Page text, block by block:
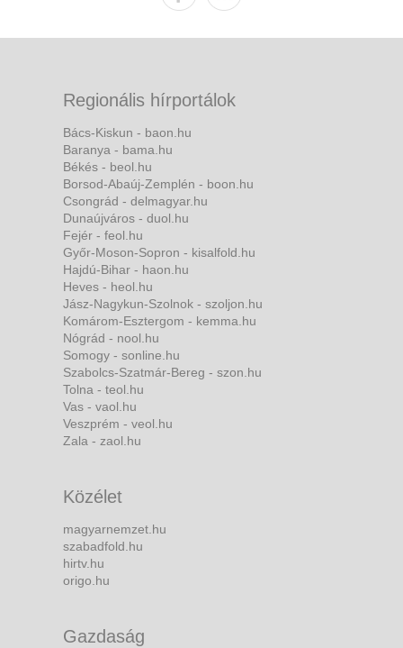
Regionális hírportálok
Bács-Kiskun - baon.hu
Baranya - bama.hu
Békés - beol.hu
Borsod-Abaúj-Zemplén - boon.hu
Csongrád - delmagyar.hu
Dunaújváros - duol.hu
Fejér - feol.hu
Győr-Moson-Sopron - kisalfold.hu
Hajdú-Bihar - haon.hu
Heves - heol.hu
Jász-Nagykun-Szolnok - szoljon.hu
Komárom-Esztergom - kemma.hu
Nógrád - nool.hu
Somogy - sonline.hu
Szabolcs-Szatmár-Bereg - szon.hu
Tolna - teol.hu
Vas - vaol.hu
Veszprém - veol.hu
Zala - zaol.hu
Közélet
magyarnemzet.hu
szabadfold.hu
hirtv.hu
origo.hu
Gazdaság